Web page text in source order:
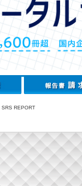
SRS REPORT